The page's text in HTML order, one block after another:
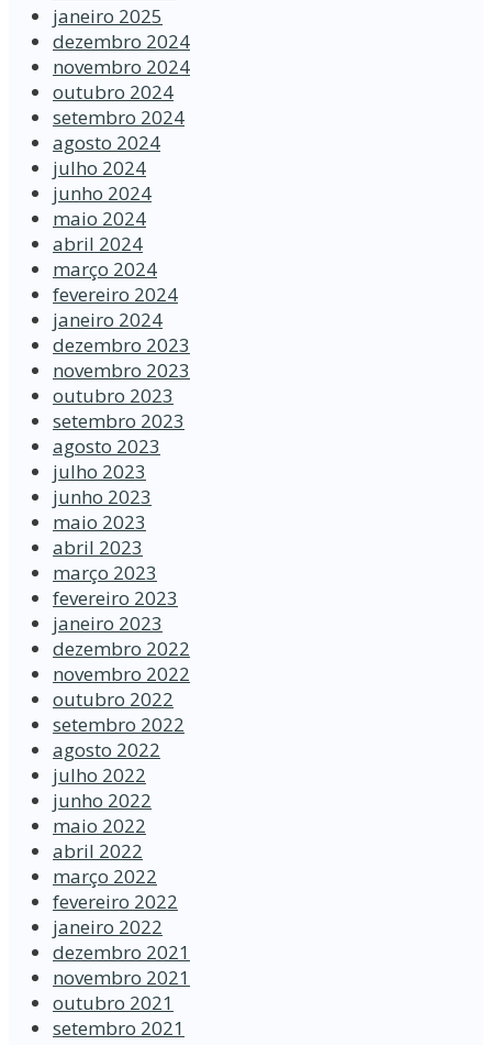
janeiro 2025
dezembro 2024
novembro 2024
outubro 2024
setembro 2024
agosto 2024
julho 2024
junho 2024
maio 2024
abril 2024
março 2024
fevereiro 2024
janeiro 2024
dezembro 2023
novembro 2023
outubro 2023
setembro 2023
agosto 2023
julho 2023
junho 2023
maio 2023
abril 2023
março 2023
fevereiro 2023
janeiro 2023
dezembro 2022
novembro 2022
outubro 2022
setembro 2022
agosto 2022
julho 2022
junho 2022
maio 2022
abril 2022
março 2022
fevereiro 2022
janeiro 2022
dezembro 2021
novembro 2021
outubro 2021
setembro 2021